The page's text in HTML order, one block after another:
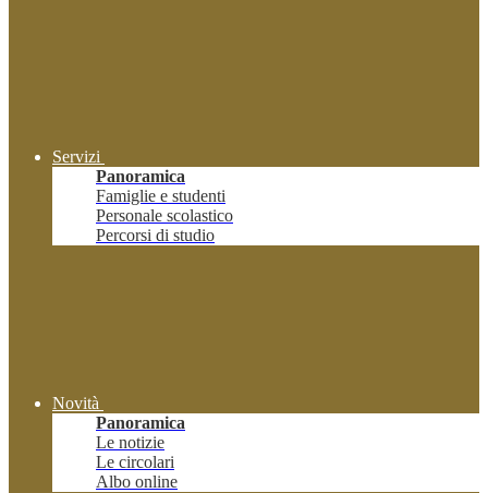
Servizi
Panoramica
Famiglie e studenti
Personale scolastico
Percorsi di studio
Novità
Panoramica
Le notizie
Le circolari
Albo online